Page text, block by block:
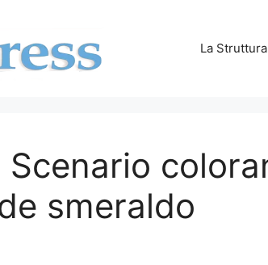
La Struttura
smeraldo